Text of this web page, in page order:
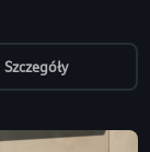
Szczegóły